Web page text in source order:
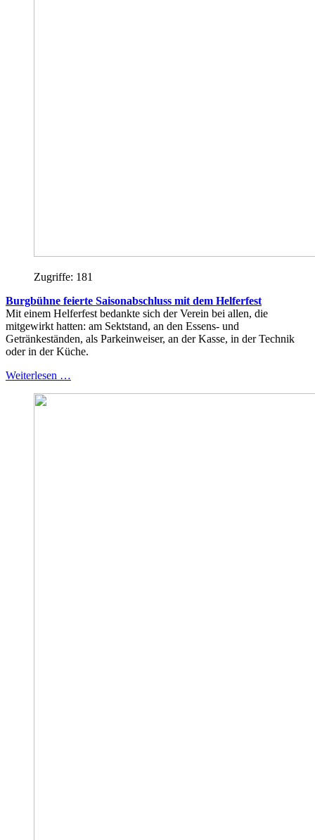
Zugriffe: 181
Burgbühne feierte Saisonabschluss mit dem Helferfest
Mit einem Helferfest bedankte sich der Verein bei allen, die
mitgewirkt hatten: am Sektstand, an den Essens- und
Getränkeständen, als Parkeinweiser, an der Kasse, in der Technik
oder in der Küche.
Weiterlesen …